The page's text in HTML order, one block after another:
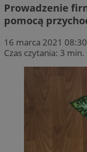
Prowadzenie
pomocą
16 marca 2021 08:30
Czas czytania: 3 min.